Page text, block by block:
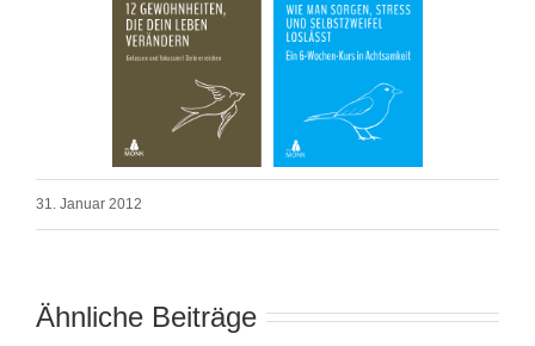
31. Januar 2012
Ähnliche Beiträge